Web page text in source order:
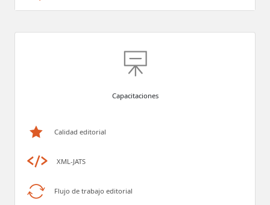
Capacitaciones
Calidad editorial
XML-JATS
Flujo de trabajo editorial